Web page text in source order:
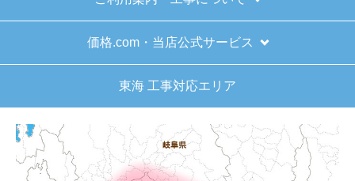
価格.com・当店公式サービス
東海 工事対応エリア